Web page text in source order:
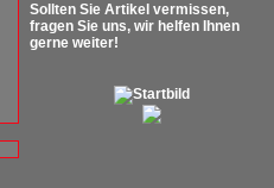
Sollten Sie Artikel vermissen,
fragen Sie uns, wir helfen Ihnen
gerne weiter!